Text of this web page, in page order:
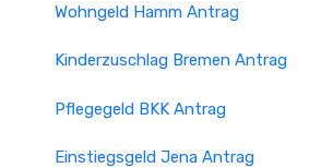
Wohngeld Hamm Antrag
Kinderzuschlag Bremen Antrag
Pflegegeld BKK Antrag
Einstiegsgeld Jena Antrag